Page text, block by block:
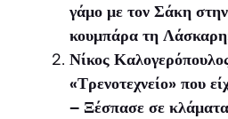
γάμο με τον Σάκη
κουμπάρα τη
Νίκος
«Τρενοτεχνείο» που
– Ξέσπασε σε κλάματα